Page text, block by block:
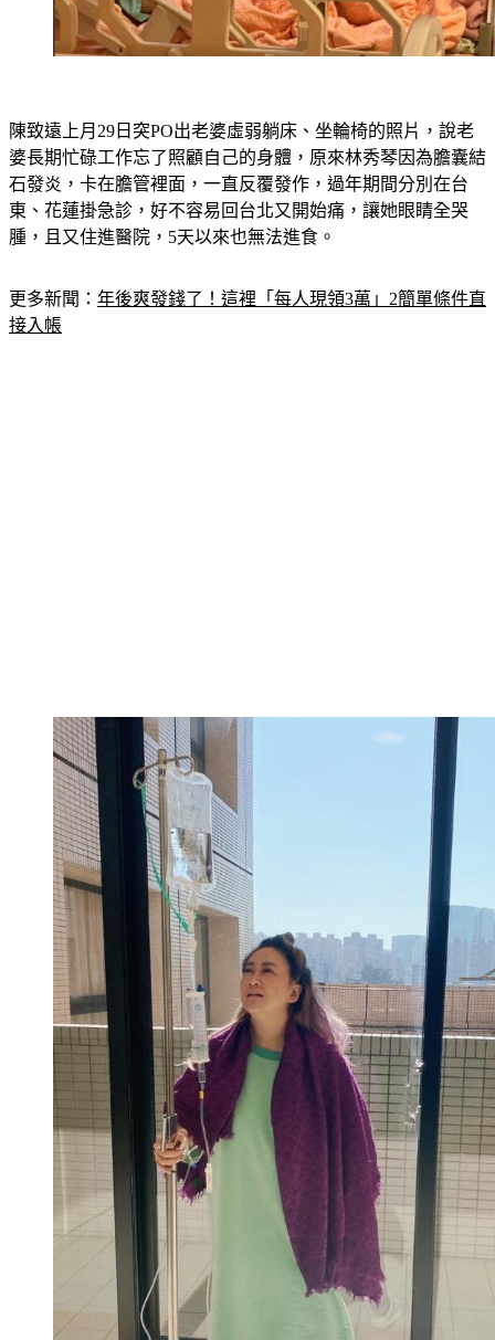
陳致遠上月29日突PO出老婆虛弱躺床、坐輪椅的照片，說老
婆長期忙碌工作忘了照顧自己的身體，原來林秀琴因為膽囊結
石發炎，卡在膽管裡面，一直反覆發作，過年期間分別在台
東、花蓮掛急診，好不容易回台北又開始痛，讓她眼睛全哭
腫，且又住進醫院，5天以來也無法進食。
更多新聞： 年後爽發錢了！這裡「每人現領3萬」2簡單條件直
接入帳